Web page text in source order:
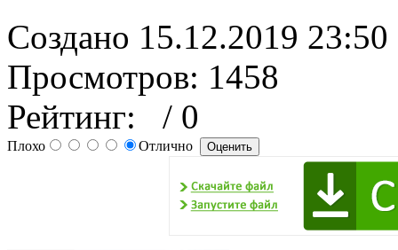
Создано 15.12.2019 23:50
Просмотров: 1458
Рейтинг:
/ 0
Плохо Отлично